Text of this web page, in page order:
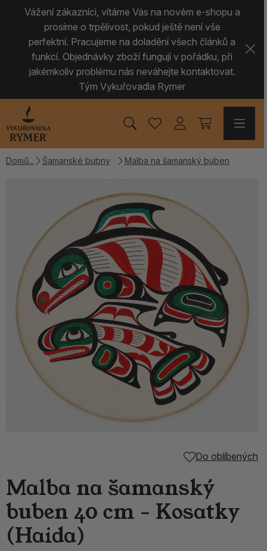
Vážení zákazníci, vítáme Vás na novém e-shopu a
prosíme o trpělivost, pokud ještě není vše
perfektní. Pracujeme na doladění všech článků a
funkcí. Objednávky zboží fungují v pořádku, při
jakémkoliv problému nás neváhejte kontaktovat.
Tým Vykuřovadla Rymer
Domů Šamanské bubny Malba na šamanský buben
Do oblíbených
Malba na šamanský
buben 40 cm - Kosatky
(Haida)